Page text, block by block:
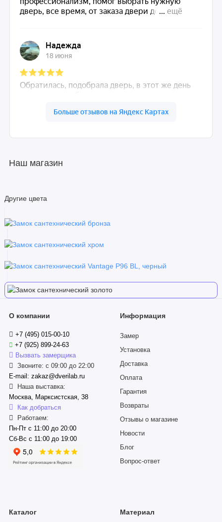
Наш магазин
Другие цвета
О компании
+7 (495) 015-00-10
+7 (925) 899-24-63
Вызвать замерщика
Звоните: с 09:00 до 22:00
E-mail: zakaz@dverilab.ru
Наша выставка:
Москва, Марксистская, 38
Как добраться
Работаем:
Пн-Пт с 11:00 до 20:00
Сб-Вс с 11:00 до 19:00
Информация
Замер
Установка
Доставка
Оплата
Гарантия
Возвраты
Отзывы о магазине
Новости
Блог
Вопрос-ответ
Каталог Материал